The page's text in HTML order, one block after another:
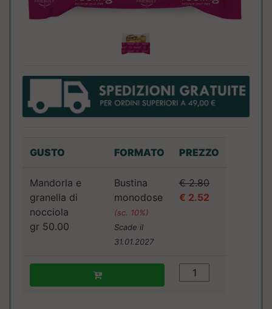
GUSTO FORMATO PREZZO
Mandorla e
granella di
nocciola
gr 50.00
Bustina
monodose
(sc. 10%)
Scade il
31.01.2027
€ 2.80
€ 2.52